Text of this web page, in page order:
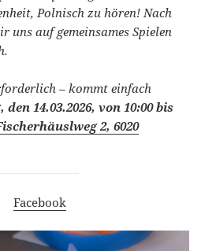
Polnisch zu hören! Nach
uns auf gemeinsames Spielen
– kommt einfach
den 14.03.2026, von 10:00 bis
2, 6020
Facebook